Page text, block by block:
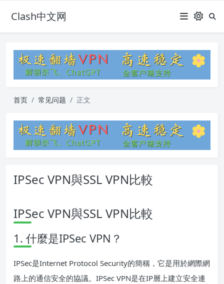
Clash中文网
首页 常见问题 正文
IPSec VPN與SSL VPN比較
IPSec VPN與SSL VPN比較
1. 什麼是IPSec VPN？
IPSec是Internet Protocol Security的簡稱，它是用於網際網
路上的通信安全的協議。IPSec VPN是在IP層上建立安全連